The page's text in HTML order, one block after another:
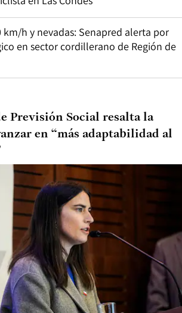
km/h y nevadas: Senapred alerta por
en sector cordillerano de Región de
Previsión Social resalta la
en “más adaptabilidad al